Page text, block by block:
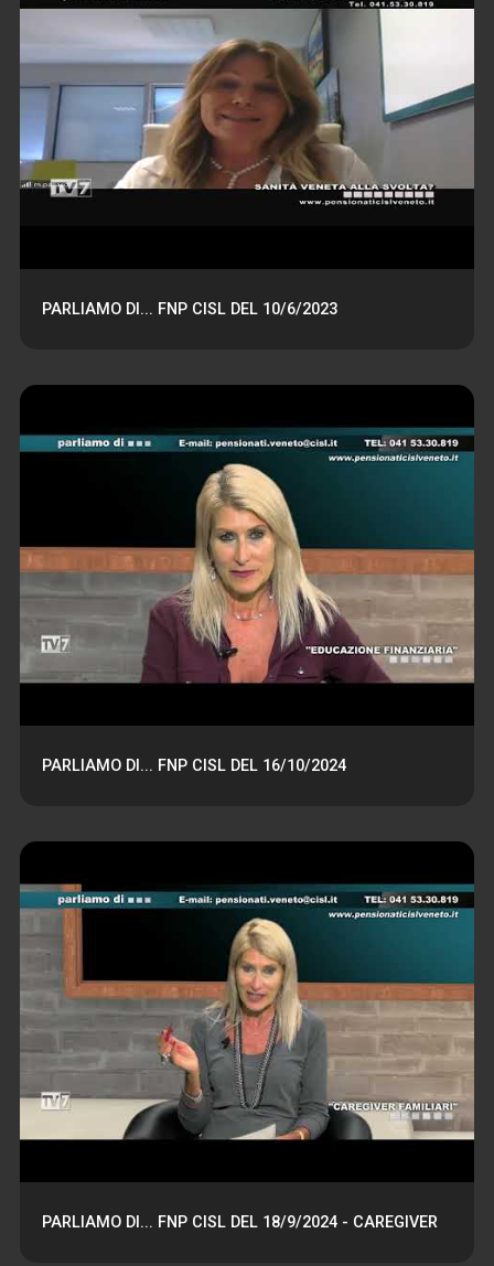
PARLIAMO DI... FNP CISL DEL 10/6/2023
PARLIAMO DI... FNP CISL DEL 16/10/2024
PARLIAMO DI... FNP CISL DEL 18/9/2024 - CAREGIVER